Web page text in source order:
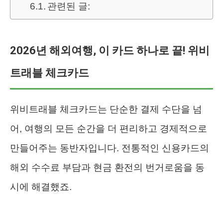
관련된 글:
2026년 해외여행, 이 카드 하나로 끝! 위비
트래블 체크카드
위비트래블 체크카드는 단순한 결제 수단을 넘
어, 여행의 모든 순간을 더 편리하고 경제적으로
만들어주는 동반자입니다. 전통적인 신용카드의
해외 수수료 부담과 현금 환전의 번거로움을 동
시에 해결했죠.